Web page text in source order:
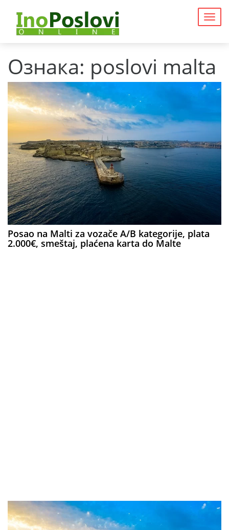
Ознака: poslovi malta
Posao na Malti za vozače A/B kategorije, plata
2.000€, smeštaj, plaćena karta do Malte